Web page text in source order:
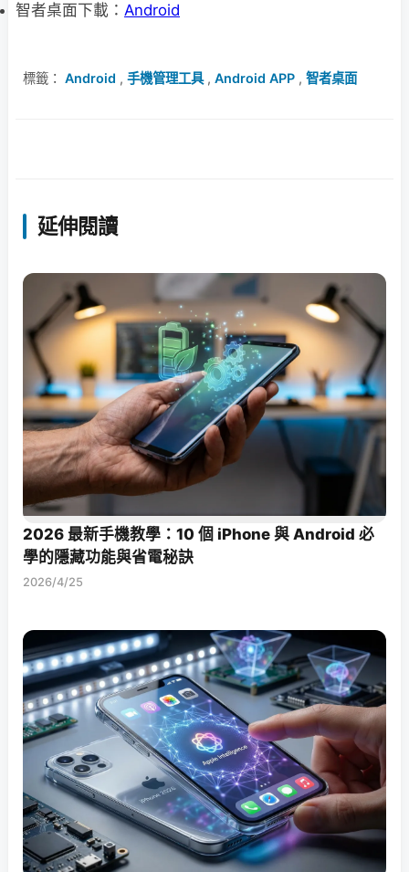
智者桌面下載： Android
標籤： Android , 手機管理工具, Android APP , 智者桌面
延伸閱讀
2026 最新手機教學：10 個 iPhone 與 Android 必
學的隱藏功能與省電秘訣
2026/4/25